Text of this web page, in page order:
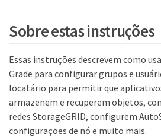
Sobre estas instruções
Essas instruções descrevem como
Grade para configurar grupos e
locatário para permitir que
armazenem e recuperem objetos,
redes StorageGRID, configurem
configurações de nó e muito mais.